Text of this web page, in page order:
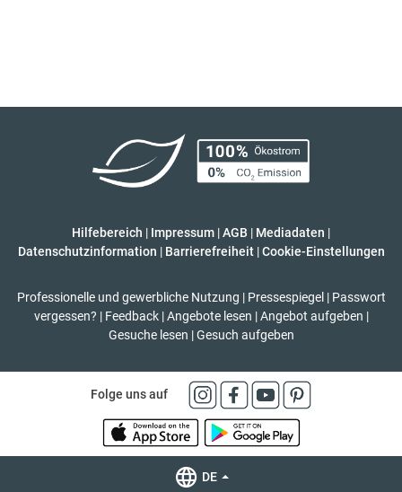
Hilfebereich | Impressum |AGB | Mediadaten |
Datenschutzinformation | Barrierefreiheit | Cookie-Einstellungen
Professionelle und gewerbliche Nutzung | Pressespiegel | Passwort
vergessen? | Feedback | Angebote lesen | Angebot aufgeben |
Gesuche lesen | Gesuch aufgeben
Folge uns auf
DE